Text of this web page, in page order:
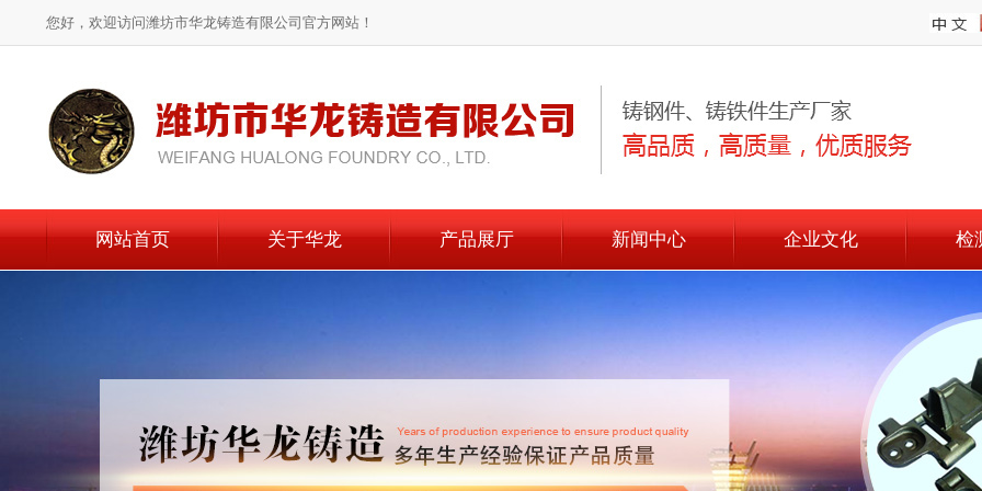
您好，欢迎访问潍坊市华龙铸造有限公司官方网站！
网站首页 关于华龙 产品展厅 新闻中心 企业文化 检